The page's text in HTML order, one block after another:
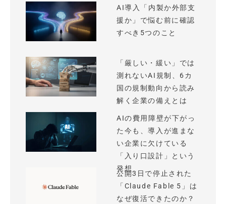
AI導入「内製か外部支
援か」で悩む前に確認
すべき5つのこと
「厳しい・緩い」では
測れないAI規制、6カ
国の規制動向から読み
解く企業の備えとは
AIの費用障壁が下がっ
た今も、導入が進まな
い企業に欠けている
「入り口設計」という
発想
公開3日で停止された
「Claude Fable 5」は
なぜ復活できたのか？